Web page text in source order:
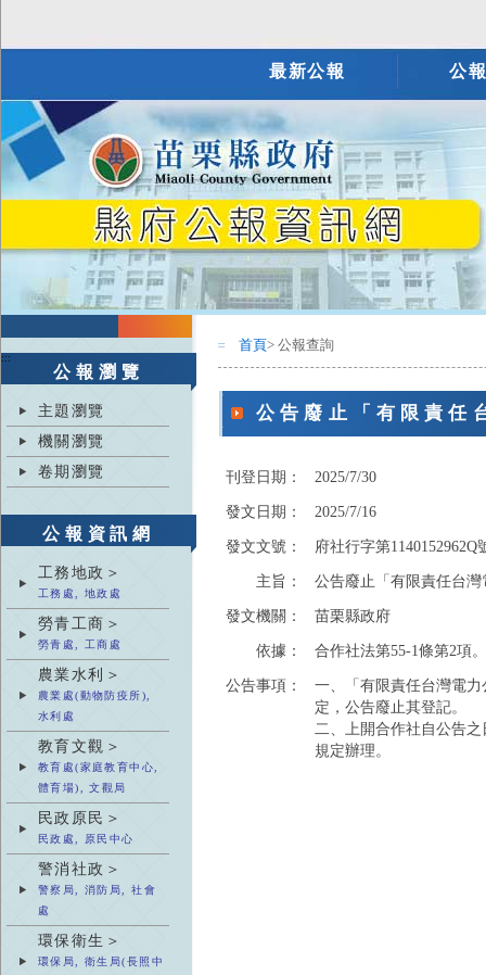
最新公報 公
:::
公報瀏覽
主題瀏覽
機關瀏覽
卷期瀏覽
公報資訊網
工務地政＞
工務處, 地政處
勞青工商＞
勞青處, 工商處
農業水利＞
農業處(動物防疫所),
水利處
教育文觀＞
教育處(家庭教育中心,
體育場), 文觀局
民政原民＞
民政處, 原民中心
警消社政＞
警察局, 消防局, 社會
處
環保衛生＞
環保局, 衛生局(長照中
::: 首頁> 公報查詢
公告廢止「有限責任
刊登日期：
2025/7/30
發文日期：
2025/7/16
發文文號：
府社行字第1140152962Q
主旨：
公告廢止「有限責任台
發文機關：
苗栗縣政府
依據：
合作社法第55-1條第2項。
公告事項：
一、「有限責任台灣電
定，公告廢止其登記。
二、上開合作社自公告
規定辦理。